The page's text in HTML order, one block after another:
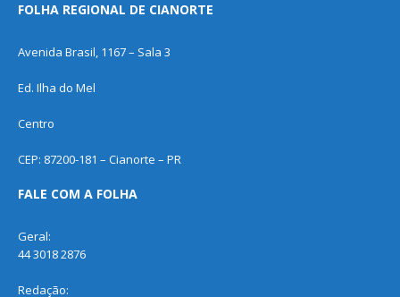
FOLHA REGIONAL DE CIANORTE
Avenida Brasil, 1167 – Sala 3
Ed. Ilha do Mel
Centro
CEP: 87200-181 – Cianorte – PR
FALE COM A FOLHA
Geral:
44 3018 2876
Redação: